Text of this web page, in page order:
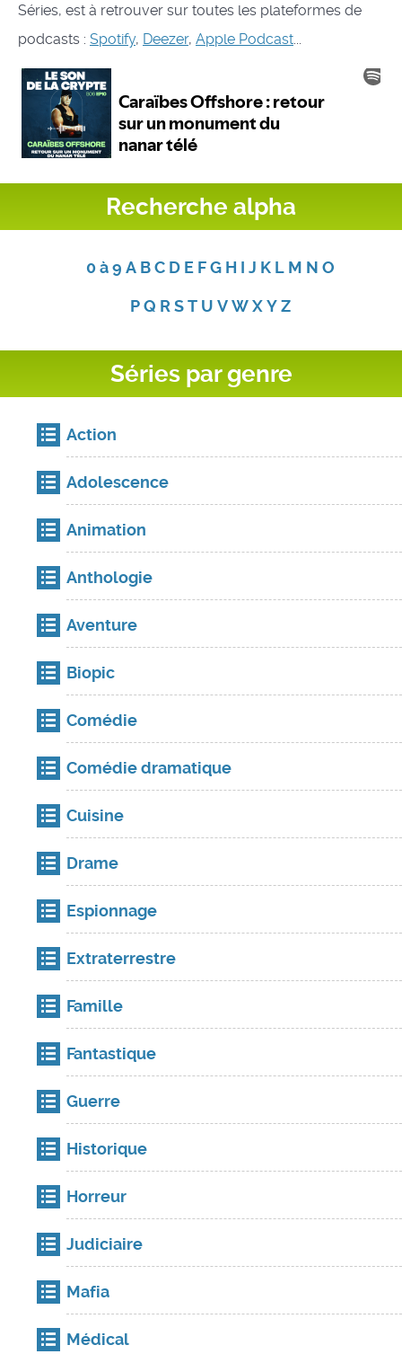
Séries, est à retrouver sur toutes les plateformes de
podcasts : Spotify, Deezer, Apple Podcast...
Recherche alpha
0 à 9 A B C D E F G H I J K L M N O
P Q R S T U V W X Y Z
Séries par genre
Action
Adolescence
Animation
Anthologie
Aventure
Biopic
Comédie
Comédie dramatique
Cuisine
Drame
Espionnage
Extraterrestre
Famille
Fantastique
Guerre
Historique
Horreur
Judiciaire
Mafia
Médical